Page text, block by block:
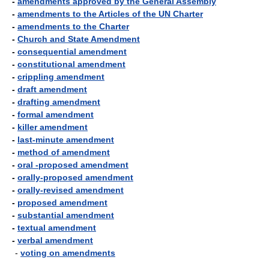
- amendments to the Articles of the UN Charter
- amendments to the Charter
- Church and State Amendment
- consequential amendment
- constitutional amendment
- crippling amendment
- draft amendment
- drafting amendment
- formal amendment
- killer amendment
- last-minute amendment
- method of amendment
- oral -proposed amendment
- orally-proposed amendment
- orally-revised amendment
- proposed amendment
- substantial amendment
- textual amendment
- verbal amendment
- voting on amendments